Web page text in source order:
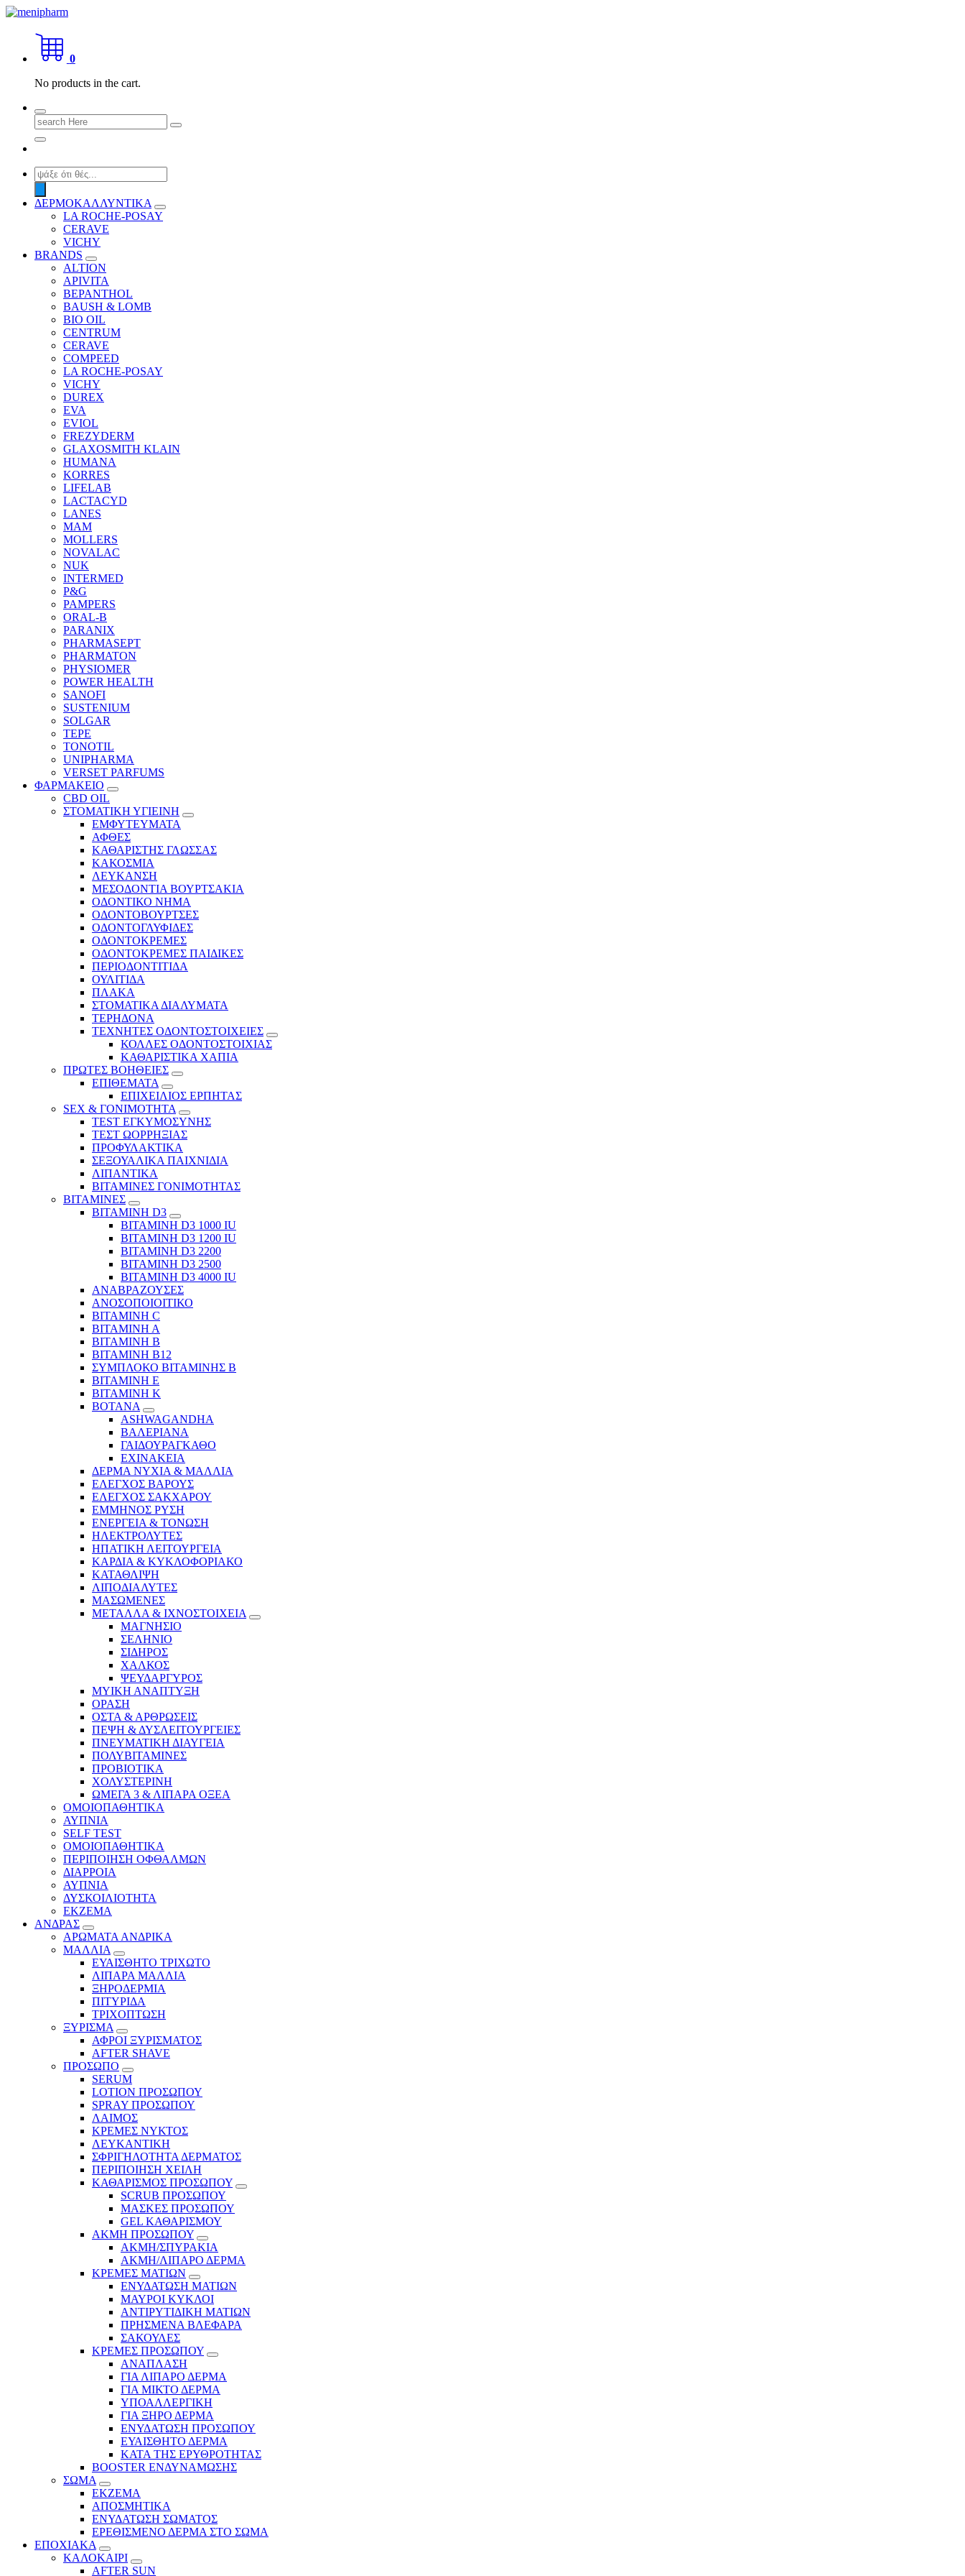
Skip
content
shop 2 easily
0
No products in the cart.
Search
for:
Products
search
ΔΕΡΜΟΚΑΛΛΥΝΤΙΚΑ
LA ROCHE-POSAY
CERAVE
VICHY
BRANDS
ALTION
APIVITA
BEPANTHOL
BAUSH & LOMB
BIO OIL
CENTRUM
CERAVE
COMPEED
LA ROCHE-POSAY
VICHY
DUREX
EVA
EVIOL
FREZYDERM
GLAXOSMITH KLAIN
HUMANA
KORRES
LIFELAB
LACTACYD
LANES
MAM
MOLLERS
NOVALAC
NUK
INTERMED
P&G
PAMPERS
ORAL-B
PARANIX
PHARMASEPT
PHARMATON
PHYSIOMER
POWER HEALTH
SANOFI
SUSTENIUM
SOLGAR
TEPE
TONOTIL
UNIPHARMA
VERSET PARFUMS
ΦΑΡΜΑΚΕΙΟ
CBD OIL
ΣΤΟΜΑΤΙΚΗ ΥΓΙΕΙΝΗ
ΕΜΦΥΤΕΥΜΑΤΑ
ΑΦΘΕΣ
ΚΑΘΑΡΙΣΤΗΣ ΓΛΩΣΣΑΣ
ΚΑΚΟΣΜΙΑ
ΛΕΥΚΑΝΣΗ
ΜΕΣΟΔΟΝΤΙΑ ΒΟΥΡΤΣΑΚΙΑ
ΟΔΟΝΤΙΚΟ ΝΗΜΑ
ΟΔΟΝΤΟΒΟΥΡΤΣΕΣ
ΟΔΟΝΤΟΓΛΥΦΙΔΕΣ
ΟΔΟΝΤΟΚΡΕΜΕΣ
ΟΔΟΝΤΟΚΡΕΜΕΣ ΠΑΙΔΙΚΕΣ
ΠΕΡΙΟΔΟΝΤΙΤΙΔΑ
ΟΥΛΙΤΙΔΑ
ΠΛΑΚΑ
ΣΤΟΜΑΤΙΚΑ ΔΙΑΛΥΜΑΤΑ
ΤΕΡΗΔΟΝΑ
ΤΕΧΝΗΤΕΣ ΟΔΟΝΤΟΣΤΟΙΧΕΙΕΣ
ΚΟΛΛΕΣ ΟΔΟΝΤΟΣΤΟΙΧΙΑΣ
ΚΑΘΑΡΙΣΤΙΚΑ ΧΑΠΙΑ
ΠΡΩΤΕΣ ΒΟΗΘΕΙΕΣ
ΕΠΙΘΕΜΑΤΑ
ΕΠΙΧΕΙΛΙΟΣ ΕΡΠΗΤΑΣ
SEX & ΓΟΝΙΜΟΤΗΤΑ
TEST ΕΓΚΥΜΟΣΥΝΗΣ
ΤΕΣΤ ΩΟΡΡΗΞΙΑΣ
ΠΡΟΦΥΛΑΚΤΙΚΑ
ΣΕΞΟΥΑΛΙΚΑ ΠΑΙΧΝΙΔΙΑ
ΛΙΠΑΝΤΙΚΑ
ΒΙΤΑΜΙΝΕΣ ΓΟΝΙΜΟΤΗΤΑΣ
ΒΙΤΑΜΙΝΕΣ
ΒΙΤΑΜΙΝΗ D3
ΒΙΤΑΜΙΝΗ D3 1000 IU
ΒΙΤΑΜΙΝΗ D3 1200 IU
ΒΙΤΑΜΙΝΗ D3 2200
ΒΙΤΑΜΙΝΗ D3 2500
BITAMINH D3 4000 IU
ΑΝΑΒΡΑΖΟΥΣΕΣ
ΑΝΟΣΟΠΟΙΟΙΤΙΚΟ
ΒΙΤΑΜΙΝΗ C
ΒΙΤΑΜΙΝΗ Α
ΒΙΤΑΜΙΝΗ Β
ΒΙΤΑΜΙΝΗ Β12
ΣΥΜΠΛΟΚΟ ΒΙΤΑΜΙΝΗΣ Β
ΒΙΤΑΜΙΝΗ Ε
ΒΙΤΑΜΙΝΗ Κ
ΒΟΤΑΝΑ
ASHWAGANDHA
ΒΑΛΕΡΙΑΝΑ
ΓΑΙΔΟΥΡΑΓΚΑΘΟ
ΕΧΙΝΑΚΕΙΑ
ΔΕΡΜΑ ΝΥΧΙΑ & ΜΑΛΛΙΑ
ΕΛΕΓΧΟΣ ΒΑΡΟΥΣ
ΕΛΕΓΧΟΣ ΣΑΚΧΑΡΟΥ
ΕΜΜΗΝΟΣ ΡΥΣΗ
ΕΝΕΡΓΕΙΑ & ΤΟΝΩΣΗ
ΗΛΕΚΤΡΟΛΥΤΕΣ
ΗΠΑΤΙΚΗ ΛΕΙΤΟΥΡΓΕΙΑ
ΚΑΡΔΙΑ & ΚΥΚΛΟΦΟΡΙΑΚΟ
ΚΑΤΑΘΛΙΨΗ
ΛΙΠΟΔΙΑΛΥΤΕΣ
ΜΑΣΩΜΕΝΕΣ
ΜΕΤΑΛΛΑ & ΙΧΝΟΣΤΟΙΧΕΙΑ
ΜΑΓΝΗΣΙΟ
ΣΕΛΗΝΙΟ
ΣΙΔΗΡΟΣ
ΧΑΛΚΟΣ
ΨΕΥΔΑΡΓΥΡΟΣ
ΜΥΙΚΗ ΑΝΑΠΤΥΞΗ
ΟΡΑΣΗ
ΟΣΤΑ & ΑΡΘΡΩΣΕΙΣ
ΠΕΨΗ & ΔΥΣΛΕΙΤΟΥΡΓΕΙΕΣ
ΠΝΕΥΜΑΤΙΚΗ ΔΙΑΥΓΕΙΑ
ΠΟΛΥΒΙΤΑΜΙΝΕΣ
ΠΡΟΒΙΟΤΙΚΑ
ΧΟΛΥΣΤΕΡΙΝΗ
ΩΜΕΓΑ 3 & ΛΙΠΑΡΑ ΟΞΕΑ
ΟΜΟΙΟΠΑΘΗΤΙΚΑ
ΑΥΠΝΙΑ
SELF TEST
ΟΜΟΙΟΠΑΘΗΤΙΚΑ
ΠΕΡΙΠΟΙΗΣΗ ΟΦΘΑΛΜΩΝ
ΔΙΑΡΡΟΙΑ
ΑΥΠΝΙΑ
ΔΥΣΚΟΙΛΙΟΤΗΤΑ
ΕΚΖΕΜΑ
ΑΝΔΡΑΣ
ΑΡΩΜΑΤΑ ΑΝΔΡΙΚΑ
ΜΑΛΛΙΑ
ΕΥΑΙΣΘΗΤΟ ΤΡΙΧΩΤΟ
ΛΙΠΑΡΑ ΜΑΛΛΙΑ
ΞΗΡΟΔΕΡΜΙΑ
ΠΙΤΥΡΙΔΑ
ΤΡΙΧΟΠΤΩΣΗ
ΞΥΡΙΣΜΑ
ΑΦΡΟΙ ΞΥΡΙΣΜΑΤΟΣ
AFTER SHAVE
ΠΡΟΣΩΠΟ
SERUM
LOTION ΠΡΟΣΩΠΟΥ
SPRAY ΠΡΟΣΩΠΟΥ
ΛΑΙΜΟΣ
ΚΡΕΜΕΣ ΝΥΚΤΟΣ
ΛΕΥΚΑΝΤΙΚΗ
ΣΦΡΙΓΗΛΟΤΗΤΑ ΔΕΡΜΑΤΟΣ
ΠΕΡΙΠΟΙΗΣΗ ΧΕΙΛΗ
ΚΑΘΑΡΙΣΜΟΣ ΠΡΟΣΩΠΟΥ
SCRUB ΠΡΟΣΩΠΟΥ
ΜΑΣΚΕΣ ΠΡΟΣΩΠΟΥ
GEL ΚΑΘΑΡΙΣΜΟΥ
ΑΚΜΗ ΠΡΟΣΩΠΟΥ
ΑΚΜΗ/ΣΠΥΡΑΚΙΑ
ΑΚΜΗ/ΛΙΠΑΡΟ ΔΕΡΜΑ
ΚΡΕΜΕΣ ΜΑΤΙΩΝ
ΕΝΥΔΑΤΩΣΗ ΜΑΤΙΩΝ
ΜΑΥΡΟΙ ΚΥΚΛΟΙ
ΑΝΤΙΡΥΤΙΔΙΚΗ ΜΑΤΙΩΝ
ΠΡΗΣΜΕΝΑ ΒΛΕΦΑΡΑ
ΣΑΚΟΥΛΕΣ
ΚΡΕΜΕΣ ΠΡΟΣΩΠΟΥ
ΑΝΑΠΛΑΣΗ
ΓΙΑ ΛΙΠΑΡΟ ΔΕΡΜΑ
ΓΙΑ ΜΙΚΤΟ ΔΕΡΜΑ
ΥΠΟΑΛΛΕΡΓΙΚΗ
ΓΙΑ ΞΗΡΟ ΔΕΡΜΑ
ΕΝΥΔΑΤΩΣΗ ΠΡΟΣΩΠΟΥ
ΕΥΑΙΣΘΗΤΟ ΔΕΡΜΑ
ΚΑΤΑ ΤΗΣ ΕΡΥΘΡΟΤΗΤΑΣ
BOOSTER ΕΝΔΥΝΑΜΩΣΗΣ
ΣΩΜΑ
ΕΚΖΕΜΑ
ΑΠΟΣΜΗΤΙΚΑ
ΕΝΥΔΑΤΩΣΗ ΣΩΜΑΤΟΣ
ΕΡΕΘΙΣΜΕΝΟ ΔΕΡΜΑ ΣΤΟ ΣΩΜΑ
ΕΠΟΧΙΑΚΑ
ΚΑΛΟΚΑΙΡΙ
AFTER SUN